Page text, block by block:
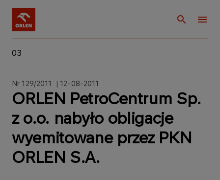
03
Nr 129/2011 | 12-08-2011
ORLEN PetroCentrum Sp.
z o.o. nabyło obligacje
wyemitowane przez PKN
ORLEN S.A.